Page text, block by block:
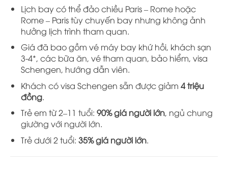
Lịch bay có thể đảo chiều Paris – Rome hoặc
Rome – Paris tùy chuyến bay nhưng không ảnh
hưởng lịch trình tham quan.
Giá đã bao gồm vé máy bay khứ hồi, khách sạn
3-4*, các bữa ăn, vé tham quan, bảo hiểm, visa
Schengen, hướng dẫn viên.
Khách có visa Schengen sẵn được giảm 4 triệu
đồng.
Trẻ em từ 2–11 tuổi: 90% giá người lớn, ngủ chung
giường với người lớn.
Trẻ dưới 2 tuổi: 35% giá người lớn.